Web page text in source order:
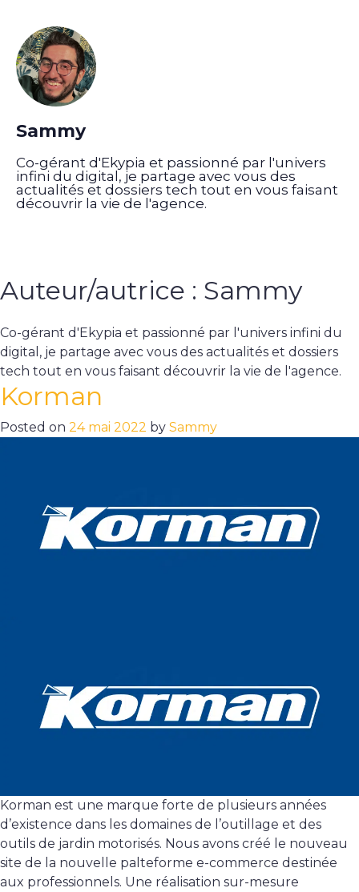
Sammy
Co-gérant d'Ekypia et passionné par l'univers
infini du digital, je partage avec vous des
actualités et dossiers tech tout en vous faisant
découvrir la vie de l'agence.
Auteur/autrice : Sammy
Co-gérant d'Ekypia et passionné par l'univers infini du
digital, je partage avec vous des actualités et dossiers
tech tout en vous faisant découvrir la vie de l'agence.
Korman
Posted on 24 mai 2022 by Sammy
Korman est une marque forte de plusieurs années
d’existence dans les domaines de l’outillage et des
outils de jardin motorisés. Nous avons créé le nouveau
site de la nouvelle palteforme e-commerce destinée
aux professionnels. Une réalisation sur-mesure